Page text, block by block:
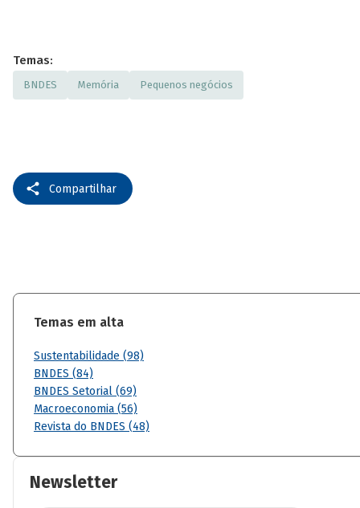
Temas:
BNDES Memória Pequenos negócios
Compartilhar
Temas em alta
Sustentabilidade (98)
BNDES (84)
BNDES Setorial (69)
Macroeconomia (56)
Revista do BNDES (48)
Newsletter